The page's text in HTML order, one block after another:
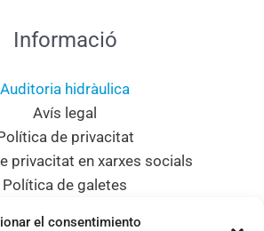
el consentimiento
Informació
Auditoria hidràulica
Avís legal
de privacitat
privacitat en xarxes socials
Política de galetes